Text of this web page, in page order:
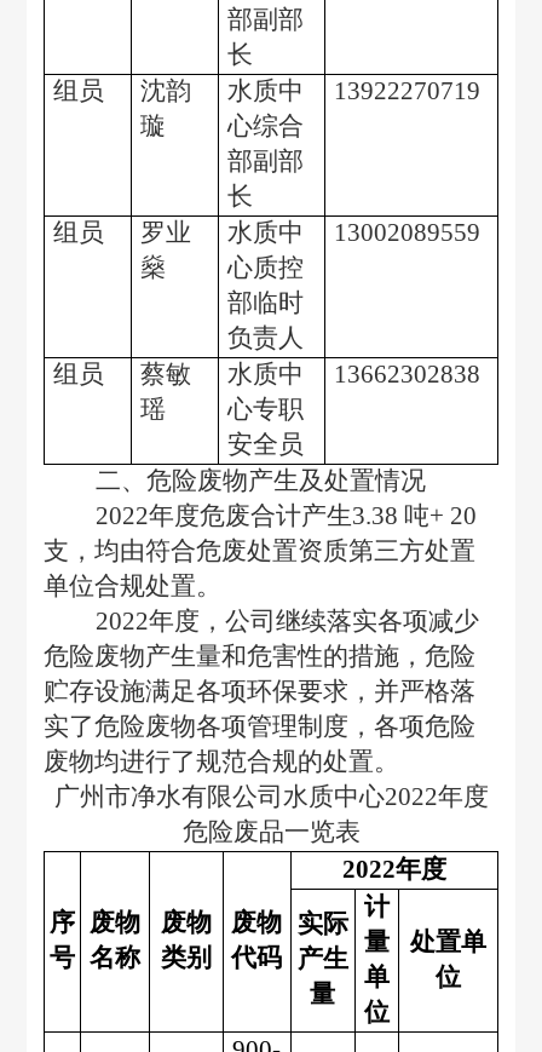
部副部
长
组员
沈韵
璇
水质中
心综合
部副部
长
13922270719
组员
罗业
燊
水质中
心质控
部临时
负责人
13002089559
组员
蔡敏
瑶
水质中
心专职
安全员
13662302838
二、危险废物产生及处置情况
2022年度危废合计产生3.38 吨+ 20
支，均由符合危废处置资质第三方处置
单位合规处置。
2022年度，公司继续落实各项减少
危险废物产生量和危害性的措施，危险
贮存设施满足各项环保要求，并严格落
实了危险废物各项管理制度，各项危险
废物均进行了规范合规的处置。
广州市净水有限公司水质中心2022年度
危险废品一览表
序
号
废物
名称
废物
类别
废物
代码
2022年度
实际
产生
量
计
量
单
位
处置单
位